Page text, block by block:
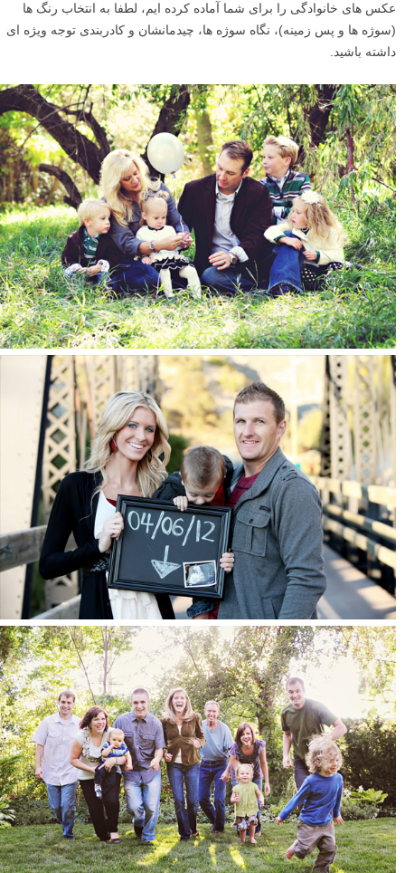
عکس های خانوادگی را برای شما آماده کرده ایم، لطفا به انتخاب رنگ ها
(سوژه ها و پس زمینه)، نگاه سوژه ها، چیدمانشان و کادربندی توجه ویژه ای
داشته باشید.